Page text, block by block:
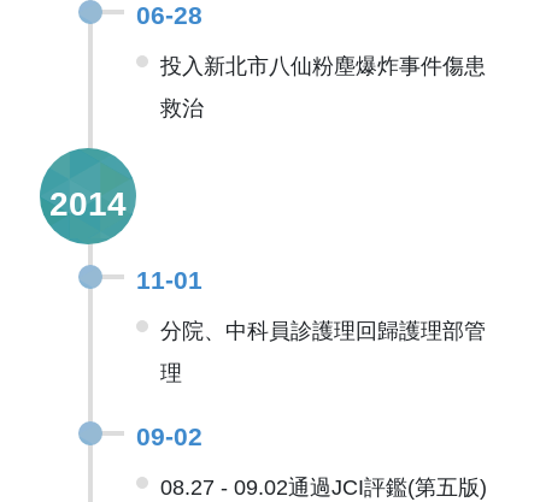
06-28
投入新北市八仙粉塵爆炸事件傷患
救治
2014
11-01
分院、中科員診護理回歸護理部管
理
09-02
08.27 - 09.02通過JCI評鑑(第五版)